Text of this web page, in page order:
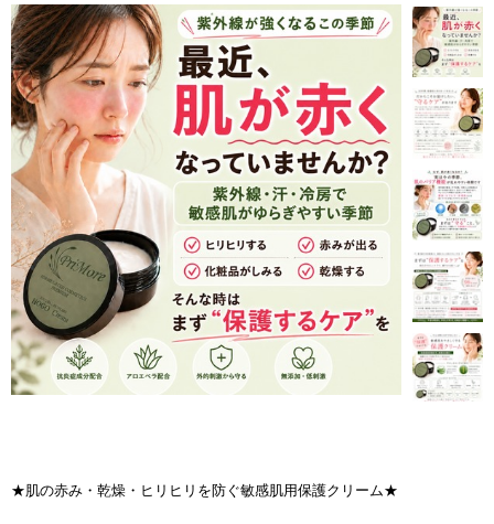
★肌の赤み・乾燥・ヒリヒリを防ぐ敏感肌用保護クリーム★